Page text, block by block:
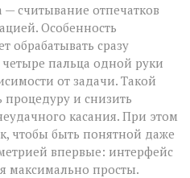
— считывание отпечатков
Особенность
обрабатывать сразу
четыре пальца одной руки
от задачи. Такой
процедуру и снизить
касания. При этом
чтобы быть понятной даже
впервые: интерфейс
максимально просты.